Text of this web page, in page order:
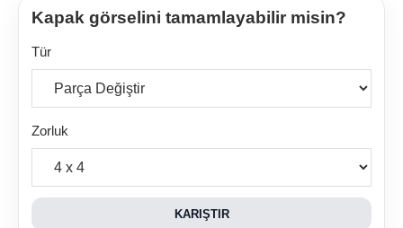
Kapak görselini tamamlayabilir misin?
Tür
Zorluk
KARIŞTIR